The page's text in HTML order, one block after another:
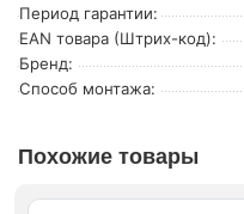
Период гарантии:
EAN товара (Штрих-код):
Бренд:
Способ монтажа:
Похожие товары